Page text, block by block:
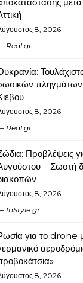
8, 2026
Real.gr
πληγμάτων
8, 2026
Real.gr
Προβλέψεις
– Σωστή
8, 2026
InStyle.gr
για το drone
8, 2026